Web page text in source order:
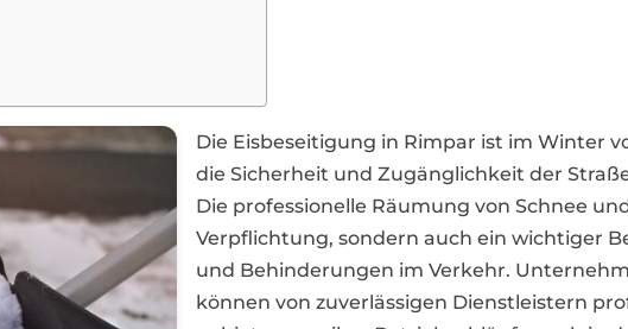
Die Eisbeseitigung in Rimpar ist im Winter
die Sicherheit und Zugänglichkeit der
Die professionelle Räumung von Schnee
Verpflichtung, sondern auch ein wichtiger
und Behinderungen im Verkehr.
können von zuverlässigen Dienstleistern